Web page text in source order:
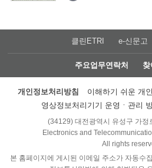
클린ETRI e-신문고
주요업무연락처 찾
개인정보처리방침 이해하기 쉬운 개
영상정보처리기기 운영ㆍ관리
(34129) 대전광역시 유성구 가정
Electronics and
All rights
본 홈페이지에 게시된 이메일 주소가 자동수